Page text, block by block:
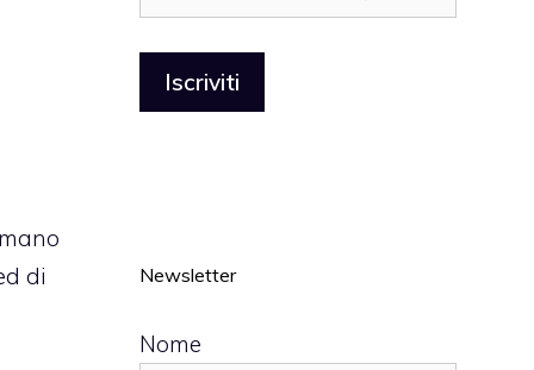
di
Newsletter
Nome